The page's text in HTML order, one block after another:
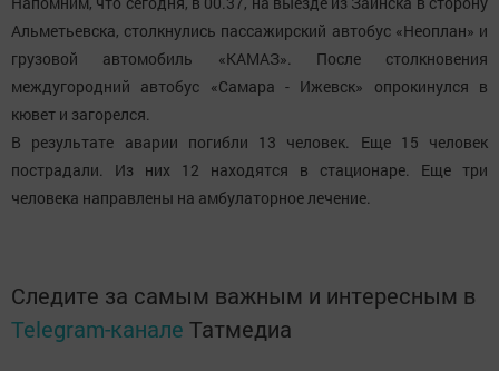
Альметьевска, столкнулись пассажирский автобус «Неоплан» и
грузовой автомобиль «КАМАЗ». После столкновения
междугородний автобус «Самара - Ижевск» опрокинулся в
кювет и загорелся.
В результате аварии погибли 13 человек. Еще 15 человек
пострадали. Из них 12 находятся в стационаре. Еще три
человека направлены на амбулаторное лечение.
Следите за самым важным и интересным в
Telegram-канале Татмедиа